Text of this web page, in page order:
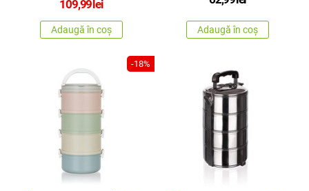
109,99 lei
Adaugă în coș Adaugă în coș
-18%